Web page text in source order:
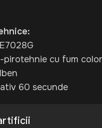
pirotehnie cu fum
60 secunde